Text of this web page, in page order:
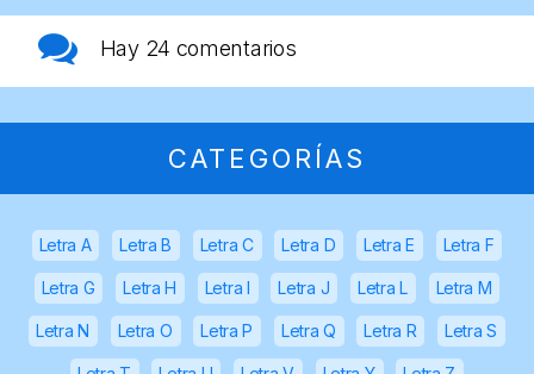
Hay 24 comentarios
CATEGORÍAS
Letra A Letra B Letra C Letra D Letra E Letra F
Letra G Letra H Letra I Letra J Letra L Letra M
Letra N Letra O Letra P Letra Q Letra R Letra S